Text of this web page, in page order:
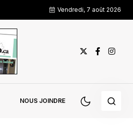
Vendredi, 7 août 2026
NOUS JOINDRE